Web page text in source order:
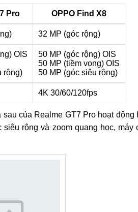
Pro OPPO Find X8
32 MP (góc rộng)
OIS
rộng)
50 MP (góc rộng) OIS
50 MP (tiềm vọng) OIS
50 MP (góc siêu rộng)
4K 30/60/120fps
của Realme GT7 Pro hoạt động
rộng và zoom quang học,